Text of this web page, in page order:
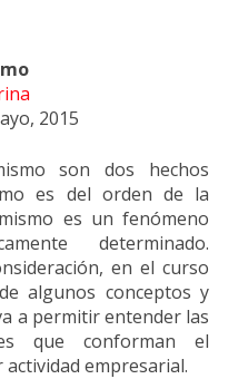
2015
son dos hechos
es del orden de la
es un fenómeno
determinado.
en el curso
algunos conceptos y
a permitir entender las
que conforman el
empresarial.